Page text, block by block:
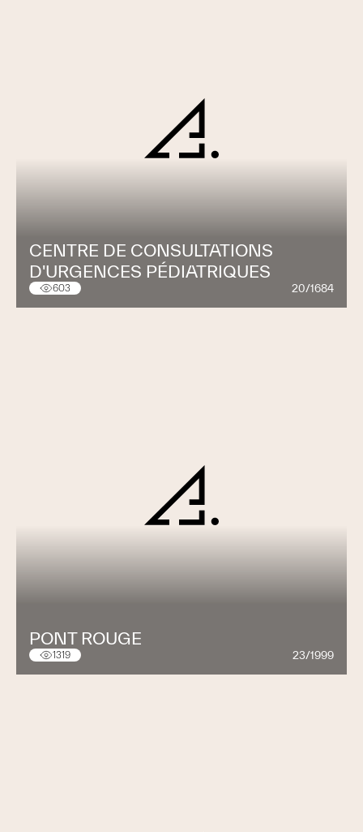
CENTRE DE CONSULTATIONS
D'URGENCES PÉDIATRIQUES
603 20/1684
PONT ROUGE
1319 23/1999